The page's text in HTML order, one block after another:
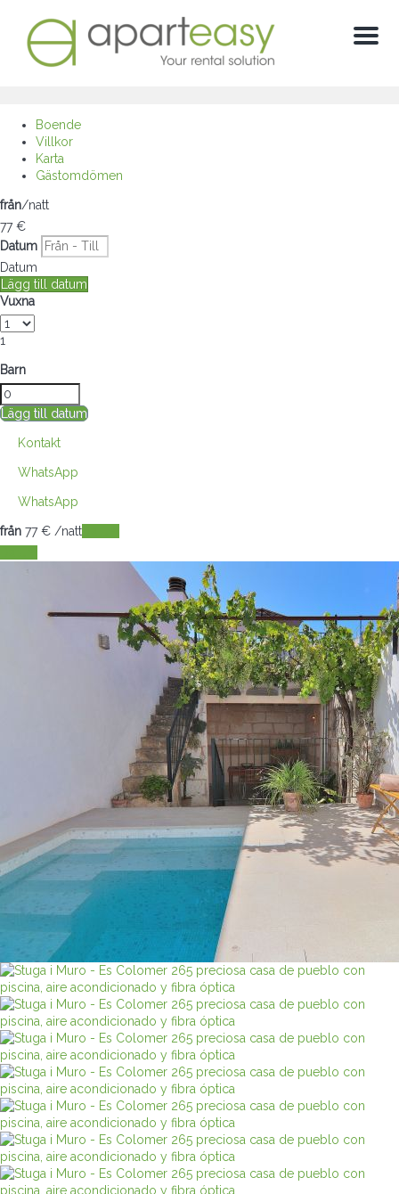
Meny
Boende
Villkor
Karta
Gästomdömen
från/natt
77€
Datum
Datum
Lägg till datum
Vuxna
1
Barn
Lägg till datum
Kontakt
WhatsApp
WhatsApp
från 77€ /natt